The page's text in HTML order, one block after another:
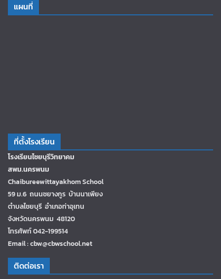
แผนที่
ที่ตั้งโรงเรียน
โรงเรียนไชยบุรีวิทยาคม
สพม.นครพนม
Chaibureewittayakhom School
59 ม.6 ถนนชยางกูร บ้านนาเพียง
ตำบลไชยบุรี อำเภอท่าอุเทน
จังหวัดนครพนม 48120
โทรศัพท์ 042-199514
Email : cbw@cbwschool.net
ติดต่อเรา